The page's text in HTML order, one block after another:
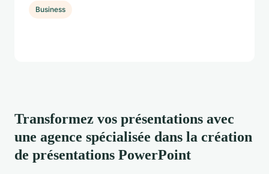
Transformez vos présentations avec
une agence spécialisée dans la création
de présentations PowerPoint
Business